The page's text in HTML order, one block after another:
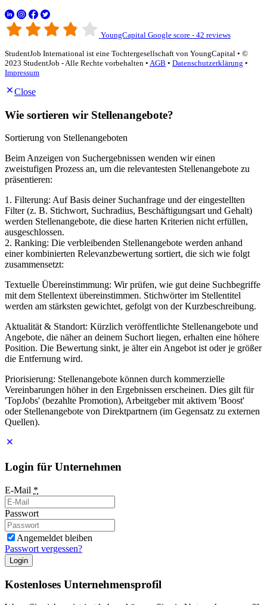
YoungCapital Google score - 42 reviews
StudentJob International ist eine Tochtergesellschaft von YoungCapital • ©
2023 StudentJob - Alle Rechte vorbehalten • AGB • Datenschutzerklärung •
Impressum
Close
Wie sortieren wir Stellenangebote?
Sortierung von Stellenangeboten
Beim Anzeigen von Suchergebnissen wenden wir einen
zweistufigen Prozess an, um die relevantesten Stellenangebote zu
präsentieren:
1. Filterung: Auf Basis deiner Suchanfrage und der eingestellten
Filter (z. B. Stichwort, Suchradius, Beschäftigungsart und Gehalt)
werden Stellenangebote, die diese harten Kriterien nicht erfüllen,
ausgeschlossen.
2. Ranking: Die verbleibenden Stellenangebote werden anhand
einer kombinierten Relevanzbewertung sortiert, die sich wie folgt
zusammensetzt:
Textuelle Übereinstimmung: Wir prüfen, wie gut deine Suchbegriffe
mit dem Stellentext übereinstimmen. Stichwörter im Stellentitel
werden am stärksten gewichtet, gefolgt von der Kurzbeschreibung.
Aktualität & Standort: Kürzlich veröffentlichte Stellenangebote und
Angebote, die näher an deinem Suchort liegen, erhalten eine höhere
Position. Die Bewertung sinkt, je älter ein Angebot ist oder je größer
die Entfernung wird.
Priorisierung: Stellenangebote können durch kommerzielle
Vereinbarungen höher in den Ergebnissen erscheinen. Dies gilt für
'TopJobs' (bezahlte Promotion), Arbeitgeber mit aktivem 'Boost'
oder Stellenangebote von Direktpartnern (im Gegensatz zu externen
Quellen).
Login für Unternehmen
E-Mail *
Passwort
Angemeldet bleiben
Passwort vergessen?
Login
Kostenloses Unternehmensprofil